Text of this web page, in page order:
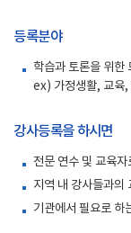
등록분야
학습과 토론을 위한
ex) 가정생활, 교육,
강사등록을 하시면
전문 연수 및 교육
지역 내 강사들과의
기관에서 필요로 하